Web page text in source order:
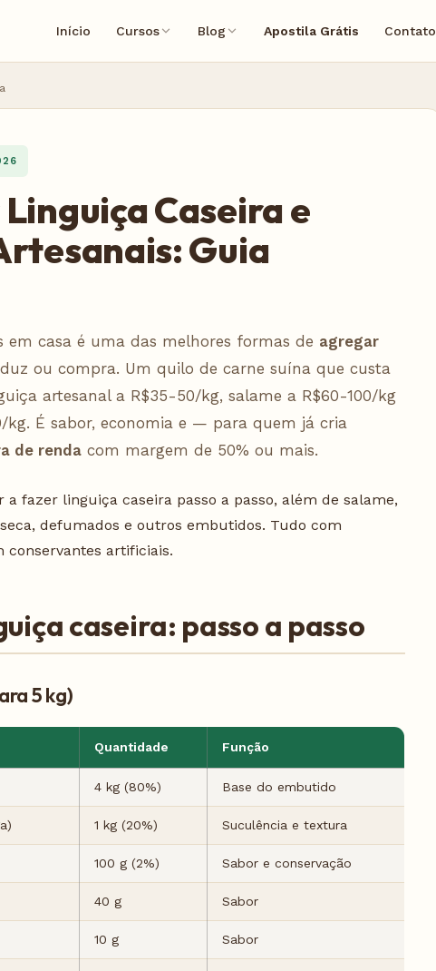
Início Cursos Blog Apostila Grátis Contato
Caseira e
Guia
em casa é uma das melhores formas de agregar
ou compra. Um quilo de carne suína que custa
artesanal a R$35-50/kg, salame a R$60-100/kg
kg. É sabor, economia e — para quem já cria
de renda com margem de 50% ou mais.
a fazer linguiça caseira passo a passo, além de salame,
defumados e outros embutidos. Tudo com
conservantes artificiais.
caseira: passo a passo
5 kg)
Quantidade Função
4 kg (80%) Base do embutido
1 kg (20%) Suculência e textura
100 g (2%) Sabor e conservação
40 g Sabor
10 g Sabor